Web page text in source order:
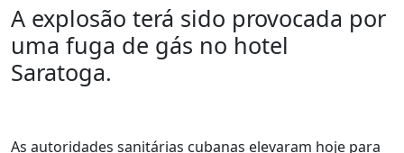
A explosão terá sido provocada por
uma fuga de gás no hotel
Saratoga.
As autoridades sanitárias cubanas elevaram hoje para